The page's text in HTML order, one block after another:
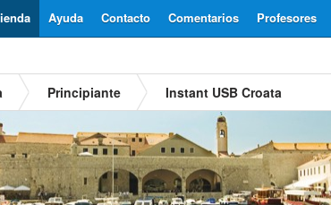
Profesores
Comentarios
Contacto
Ayuda
Principiante Instant USB Croata